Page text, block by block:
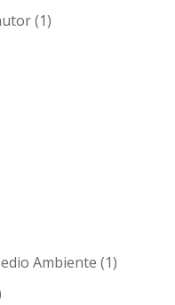
(1)
Ambiente (1)